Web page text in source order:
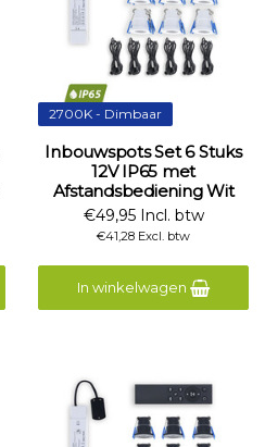
2700K - Dimbaar
Inbouwspots Set 6 Stuks
12V IP65 met
Afstandsbediening Wit
€49,95 Incl. btw
€41,28 Excl. btw
In winkelwagen